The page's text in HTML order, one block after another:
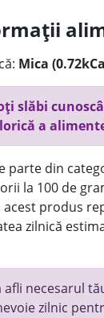
Mica
slăbi
a
parte din
la 100 de
acest produs
zilnică
afli necesarul
zilnic